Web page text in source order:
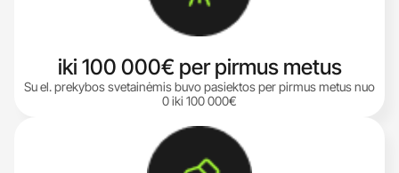
iki 100 000€ per pirmus metus
Su el. prekybos svetainėmis buvo pasiektos per pirmus metus nuo
0 iki 100 000€